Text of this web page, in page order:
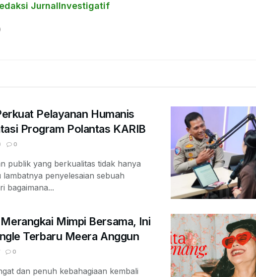
JurnalInvestigatif
Pelayanan Humanis
Program Polantas KARIB
0
publik yang berkualitas tidak hanya
penyelesaian sebuah
bagaimana...
Mimpi Bersama, Ini
Terbaru Meera Anggun
0
dan penuh kebahagiaan kembali